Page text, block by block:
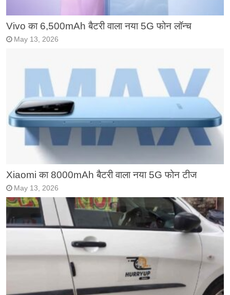
Vivo का 6,500mAh बैटरी वाला नया 5G फोन लॉन्च
May 13, 2026
Xiaomi का 8000mAh बैटरी वाला नया 5G फोन टीज
May 13, 2026